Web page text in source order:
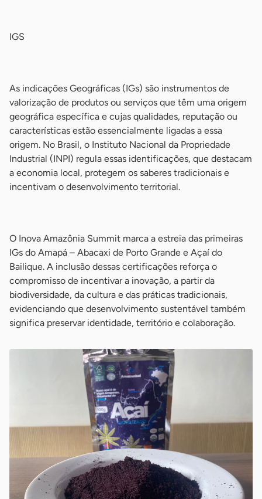
IGS
As indicações Geográficas (IGs) são instrumentos de
valorização de produtos ou serviços que têm uma origem
geográfica específica e cujas qualidades, reputação ou
características estão essencialmente ligadas a essa
origem. No Brasil, o Instituto Nacional da Propriedade
Industrial (INPI) regula essas identificações, que destacam
a economia local, protegem os saberes tradicionais e
incentivam o desenvolvimento territorial.
O Inova Amazônia Summit marca a estreia das primeiras
IGs do Amapá – Abacaxi de Porto Grande e Açaí do
Bailique. A inclusão dessas certificações reforça o
compromisso de incentivar a inovação, a partir da
biodiversidade, da cultura e das práticas tradicionais,
evidenciando que desenvolvimento sustentável também
significa preservar identidade, território e colaboração.